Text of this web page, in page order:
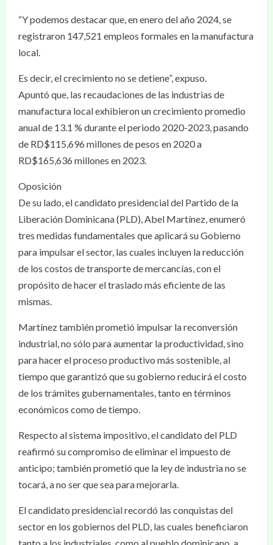
“Y podemos destacar que, en enero del año 2024, se
registraron 147,521 empleos formales en la manufactura
local.
Es decir, el crecimiento no se detiene”, expuso.
Apuntó que, las recaudaciones de las industrias de
manufactura local exhibieron un crecimiento promedio
anual de 13.1 % durante el periodo 2020-2023, pasando
de RD$115,696 millones de pesos en 2020 a
RD$165,636 millones en 2023.
Oposición
De su lado, el candidato presidencial del Partido de la
Liberación Dominicana (PLD), Abel Martínez, enumeró
tres medidas fundamentales que aplicará su Gobierno
para impulsar el sector, las cuales incluyen la reducción
de los costos de transporte de mercancías, con el
propósito de hacer el traslado más eficiente de las
mismas.
Martínez también prometió impulsar la reconversión
industrial, no sólo para aumentar la productividad, sino
para hacer el proceso productivo más sostenible, al
tiempo que garantizó que su gobierno reducirá el costo
de los trámites gubernamentales, tanto en términos
económicos como de tiempo.
Respecto al sistema impositivo, el candidato del PLD
reafirmó su compromiso de eliminar el impuesto de
anticipo; también prometió que la ley de industria no se
tocará, a no ser que sea para mejorarla.
El candidato presidencial recordó las conquistas del
sector en los gobiernos del PLD, las cuales beneficiaron